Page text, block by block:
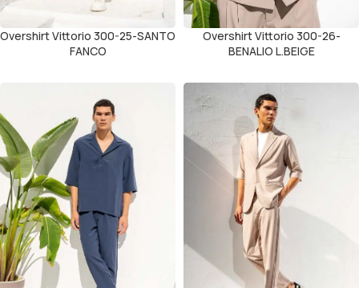
Overshirt Vittorio 300-25-SANTO
FANCO
Overshirt Vittorio 300-26-
BENALIO L.BEIGE